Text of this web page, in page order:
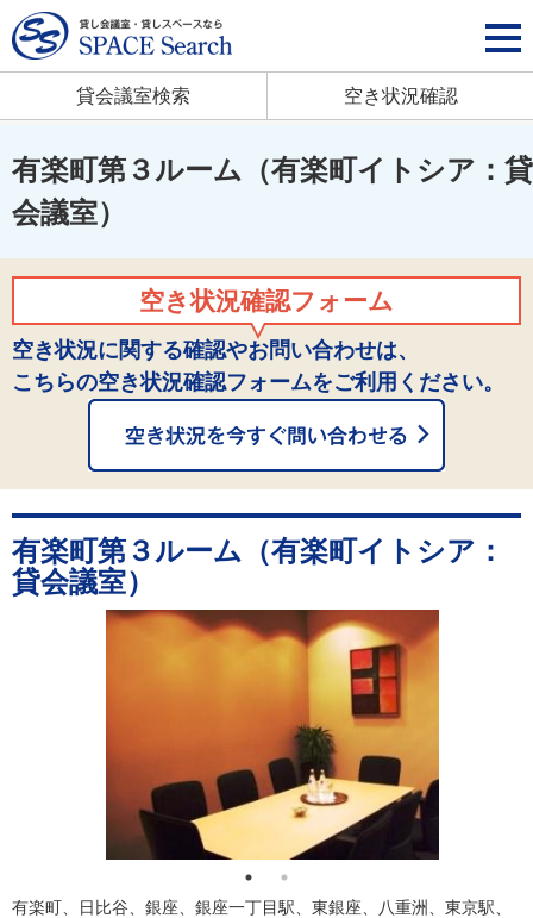
貸会議室検索 空き状況確認
有楽町第３ルーム（有楽町イトシア：貸
会議室）
空き状況確認フォーム
空き状況に関する確認やお問い合わせは、
こちらの空き状況確認フォームをご利用ください。
有楽町第３ルーム（有楽町イトシア：
貸会議室）
有楽町、日比谷、銀座、銀座一丁目駅、東銀座、八重洲、東京駅、